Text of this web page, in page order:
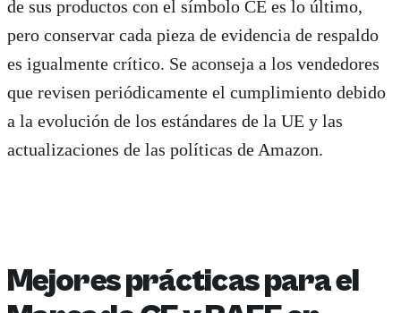
de sus productos con el símbolo CE es lo último,
pero conservar cada pieza de evidencia de respaldo
es igualmente crítico. Se aconseja a los vendedores
que revisen periódicamente el cumplimiento debido
a la evolución de los estándares de la UE y las
actualizaciones de las políticas de Amazon.
Mejores prácticas para el